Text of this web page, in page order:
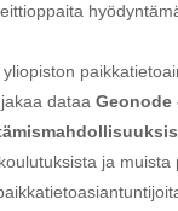
dataa Geonode
koulutuksista ja muista